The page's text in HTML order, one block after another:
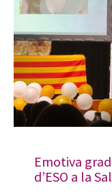
Emotiva
d’ESO a la